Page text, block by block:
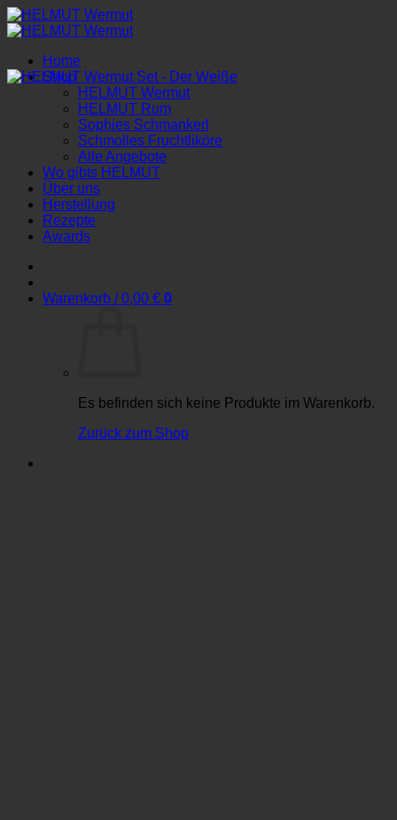
Zum
Inhalt
Home
Shop
HELMUT Wermut
HELMUT Rum
Sophies Schmankerl
Schmolles Fruchtliköre
Alle Angebote
Wo gibts HELMUT
Über uns
Herstellung
Rezepte
Awards
Warenkorb /0,00 € 0
Es befinden sich keine Produkte im Warenkorb.
Zurück zum Shop